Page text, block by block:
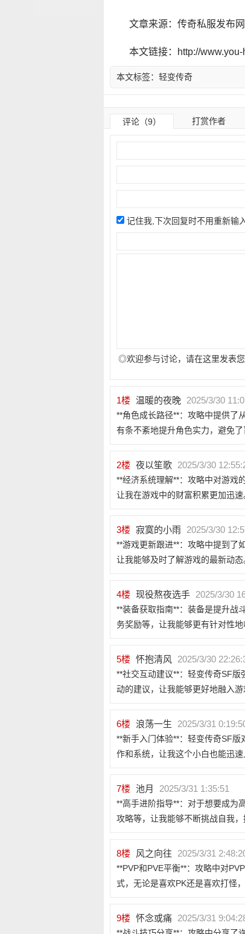
文章来源：传奇私服发布
本文链接：http://
本文标签： 轻变传奇
评论（9） 打赏作者
记住我,下次回复时不用重新输
◎欢迎参与讨论，请在这里发表您
1楼 温暖的夜晚 2025/3/30
**角色成长路径**：攻略中提供了
有条不紊地提升角色实力，避免了
2楼 夜以笙歌 2025/3/30
**经济系统理解**：攻略中对游戏
让我在游戏中的财富积累更加迅速
3楼 寂寞的小雨 2025/3/30
**游戏更新跟进**：攻略中提到了
让我能够及时了解游戏的最新动态
4楼 现役熬夜选手 2025/3/30
**装备获取指南**：装备是提升战
务奖励等，让我能够更有针对性地
5楼 怀抱清风 2025/3/30
**社交互动建议**：轻变传奇SF
动的建议，让我能够更好地融入游
6楼 浪荡一生 2025/3/31
**新手入门体验**：轻变传奇SF
作和系统，让我这个小白也能迅速
7楼 池月 2025/3/31 1:35:51
**高手进阶指导**：对于想要成为
攻略等，让我能够不断挑战自我，
8楼 风之向往 2025/3/31
**PVP和PVE平衡**：攻略中对
式，无论是喜欢PK还是喜欢打怪
9楼 怀念或痛 2025/3/31